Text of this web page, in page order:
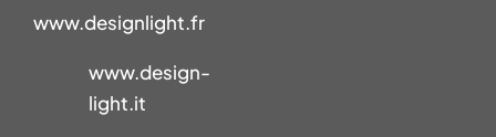
www.designlight.fr
www.design-
light.it